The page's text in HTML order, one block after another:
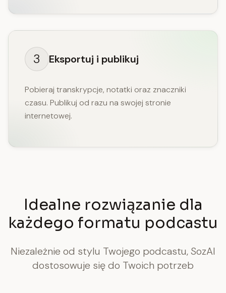
3 Eksportuj i publikuj
Pobieraj transkrypcje, notatki oraz znaczniki
czasu. Publikuj od razu na swojej stronie
internetowej.
Idealne rozwiązanie dla
każdego formatu podcastu
Niezależnie od stylu Twojego podcastu, SozAI
dostosowuje się do Twoich potrzeb